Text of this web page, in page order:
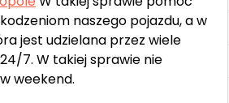
naszego pojazdu, a w
jest udzielana przez wiele
7. W takiej sprawie nie
weekend.